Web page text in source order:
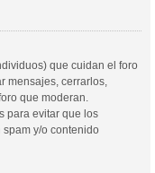
que cuidan el foro
mensajes, cerrarlos,
que moderan.
para evitar que los
y/o contenido